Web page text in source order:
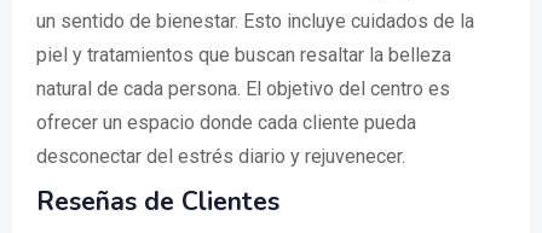
un sentido de bienestar. Esto incluye cuidados de la
piel y tratamientos que buscan resaltar la belleza
natural de cada persona. El objetivo del centro es
ofrecer un espacio donde cada cliente pueda
desconectar del estrés diario y rejuvenecer.
Reseñas de Clientes